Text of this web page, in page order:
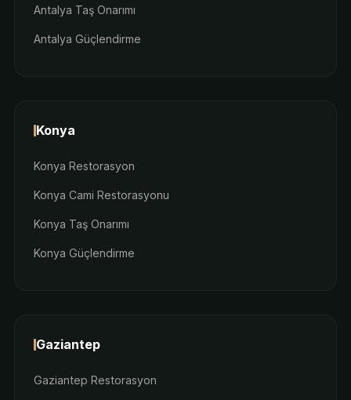
Antalya Taş Onarımı
Antalya Güçlendirme
Konya
Konya Restorasyon
Konya Cami Restorasyonu
Konya Taş Onarımı
Konya Güçlendirme
Gaziantep
Gaziantep Restorasyon